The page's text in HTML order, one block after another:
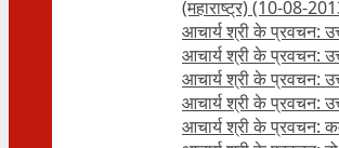
(महाराष्ट्र) (10-08-
आचार्य श्री के प्रवचन:
आचार्य श्री के प्रवचन:
आचार्य श्री के प्रवचन:
आचार्य श्री के प्रवचन:
आचार्य श्री के प्रवचन: